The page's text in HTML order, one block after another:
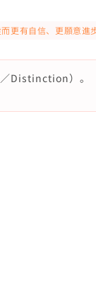
更有自信、更願意進
Distinction）。